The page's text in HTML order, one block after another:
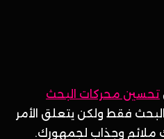
تحسين محركات البحث
فقط ولكن يتعلق الأمر
ملائم وجذاب لجمهورك.